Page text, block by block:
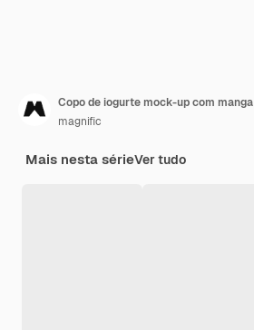
Copo de iogurte mock-up com manga
magnific
Mais nesta sérieVer tudo